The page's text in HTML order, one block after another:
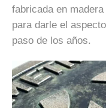
fabricada en
para darle el
paso de los años.